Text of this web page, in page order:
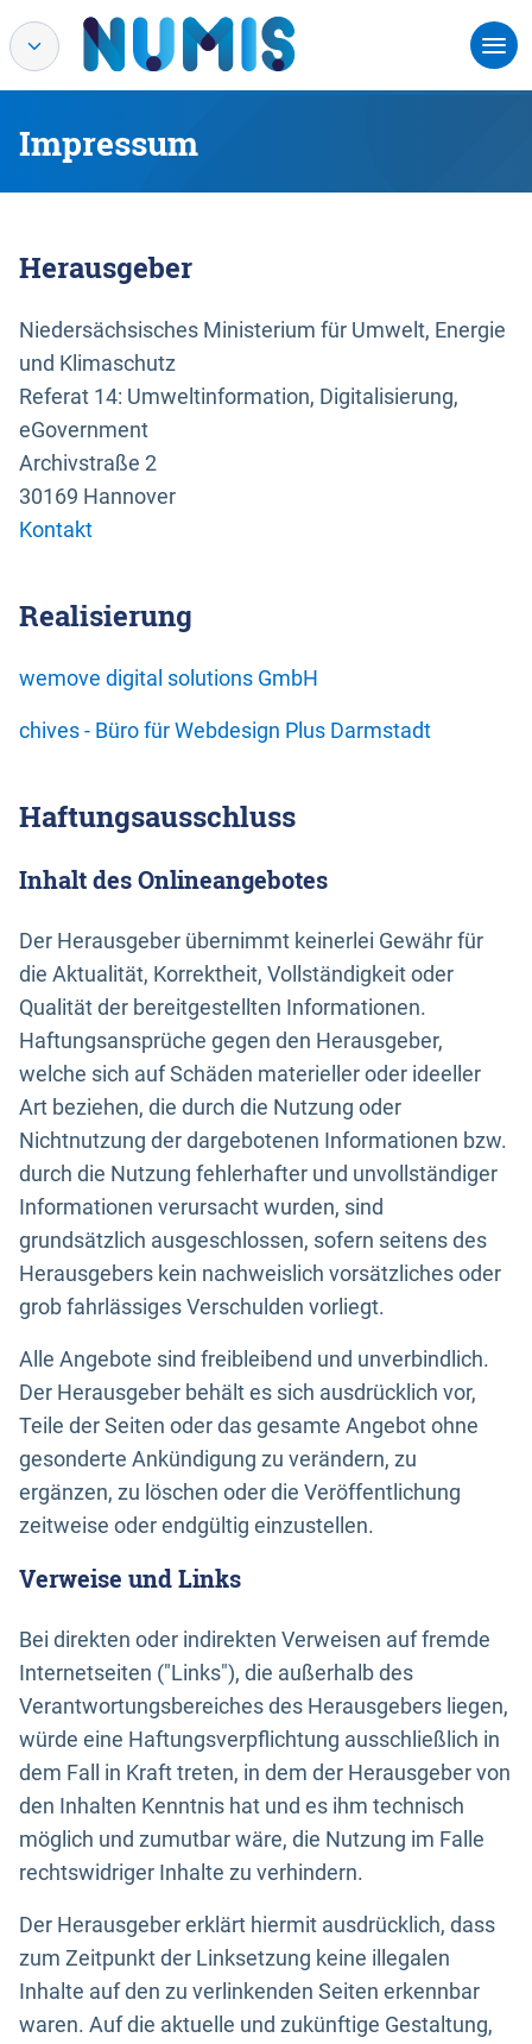
Impressum
Herausgeber
Niedersächsisches Ministerium für Umwelt, Energie
und Klimaschutz
Referat 14: Umweltinformation, Digitalisierung,
eGovernment
Archivstraße 2
30169 Hannover
Kontakt
Realisierung
wemove digital solutions GmbH
chives - Büro für Webdesign Plus Darmstadt
Haftungsausschluss
Inhalt des Onlineangebotes
Der Herausgeber übernimmt keinerlei Gewähr für
die Aktualität, Korrektheit, Vollständigkeit oder
Qualität der bereitgestellten Informationen.
Haftungsansprüche gegen den Herausgeber,
welche sich auf Schäden materieller oder ideeller
Art beziehen, die durch die Nutzung oder
Nichtnutzung der dargebotenen Informationen bzw.
durch die Nutzung fehlerhafter und unvollständiger
Informationen verursacht wurden, sind
grundsätzlich ausgeschlossen, sofern seitens des
Herausgebers kein nachweislich vorsätzliches oder
grob fahrlässiges Verschulden vorliegt.
Alle Angebote sind freibleibend und unverbindlich.
Der Herausgeber behält es sich ausdrücklich vor,
Teile der Seiten oder das gesamte Angebot ohne
gesonderte Ankündigung zu verändern, zu
ergänzen, zu löschen oder die Veröffentlichung
zeitweise oder endgültig einzustellen.
Verweise und Links
Bei direkten oder indirekten Verweisen auf fremde
Internetseiten ("Links"), die außerhalb des
Verantwortungsbereiches des Herausgebers liegen,
würde eine Haftungsverpflichtung ausschließlich in
dem Fall in Kraft treten, in dem der Herausgeber von
den Inhalten Kenntnis hat und es ihm technisch
möglich und zumutbar wäre, die Nutzung im Falle
rechtswidriger Inhalte zu verhindern.
Der Herausgeber erklärt hiermit ausdrücklich, dass
zum Zeitpunkt der Linksetzung keine illegalen
Inhalte auf den zu verlinkenden Seiten erkennbar
waren. Auf die aktuelle und zukünftige Gestaltung,